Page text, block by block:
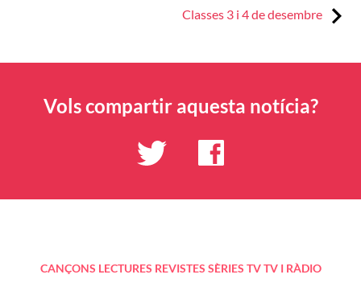
Next:
Classes 3 i 4 de desembre
Vols compartir aquesta notícia?
CANÇONS LECTURES REVISTES SÈRIES TV TV I RÀDIO